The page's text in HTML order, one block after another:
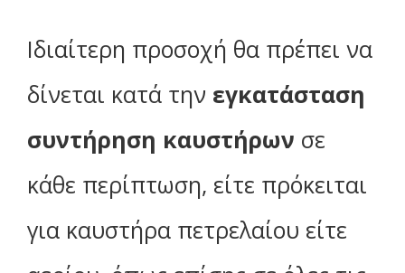
Ιδιαίτερη προσοχή θα πρέπει να
δίνεται κατά την εγκατάσταση
συντήρηση καυστήρων σε
κάθε περίπτωση, είτε πρόκειται
για καυστήρα πετρελαίου είτε